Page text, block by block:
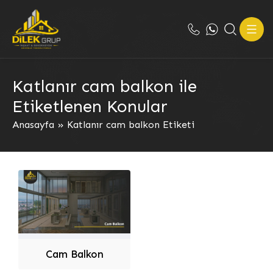
Katlanır cam balkon ile
Etiketlenen Konular
Anasayfa » Katlanır cam balkon Etiketi
Cam Balkon